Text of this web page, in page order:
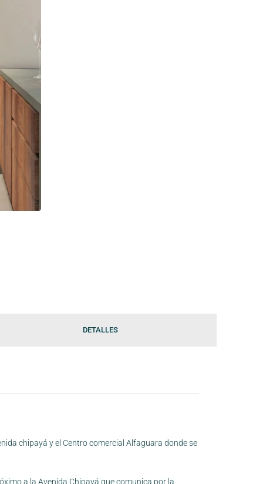
DETALLES
chipayá y el Centro comercial Alfaguara donde se
a la Avenida Chipayá que comunica por la